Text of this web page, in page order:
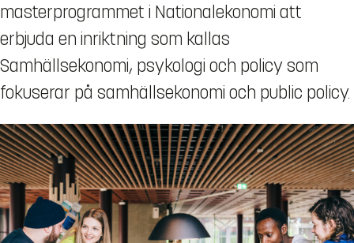
masterprogrammet i Nationalekonomi att
erbjuda en inriktning som kallas
Samhällsekonomi, psykologi och policy som
fokuserar på samhällsekonomi och public policy.